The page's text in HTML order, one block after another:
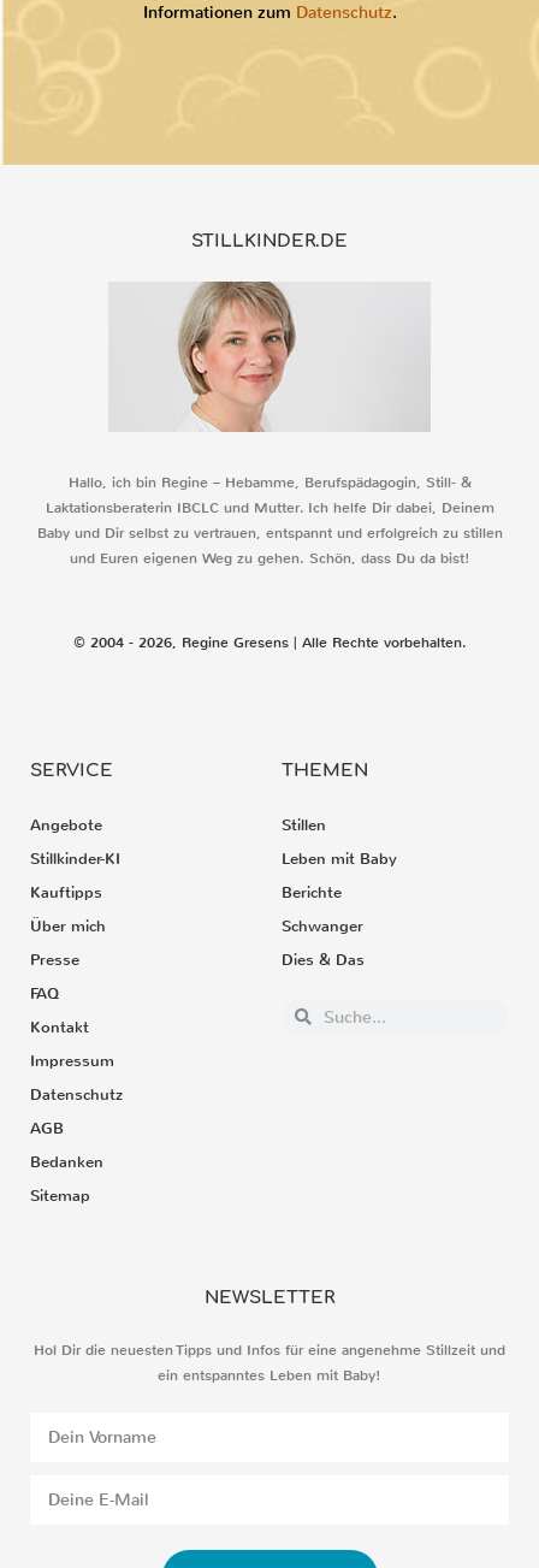
Informationen zum Datenschutz.
STILLKINDER.DE
Hallo, ich bin Regine – Hebamme, Berufspädagogin, Still- &
Laktationsberaterin IBCLC und Mutter. Ich helfe Dir dabei, Deinem
Baby und Dir selbst zu vertrauen, entspannt und erfolgreich zu stillen
und Euren eigenen Weg zu gehen. Schön, dass Du da bist!
© 2004 - 2026, Regine Gresens | Alle Rechte vorbehalten.
SERVICE
Angebote
Stillkinder-KI
Kauftipps
Über mich
Presse
FAQ
Kontakt
Impressum
Datenschutz
AGB
Bedanken
Sitemap
THEMEN
Stillen
Leben mit Baby
Berichte
Schwanger
Dies & Das
NEWSLETTER
Hol Dir die neuesten Tipps und Infos für eine angenehme Stillzeit und
ein entspanntes Leben mit Baby!